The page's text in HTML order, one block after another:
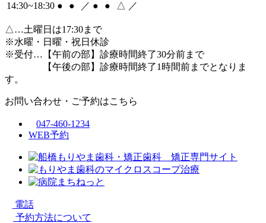
14:30~18:30 ● ● ／ ● ● △ ／
△…土曜日は17:30まで
※水曜・日曜・祝日休診
※受付…【午前の部】診療時間終了30分前まで
【午後の部】診療時間終了1時間前までとなりま
す。
お問い合わせ・ご予約はこちら
047-460-1234
WEB予約
電話
予約方法について